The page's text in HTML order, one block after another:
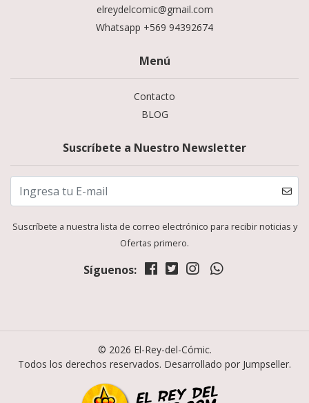
elreydelcomic@gmail.com
Whatsapp +569 94392674
Menú
Contacto
BLOG
Suscríbete a Nuestro Newsletter
Suscríbete a nuestra lista de correo electrónico para recibir noticias y
Ofertas primero.
Síguenos:
© 2026 El-Rey-del-Cómic.
Todos los derechos reservados. Desarrollado por Jumpseller.